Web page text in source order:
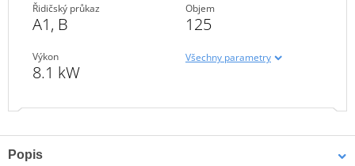
Řidičský průkaz
A1, B
Objem
125
Výkon
8.1 kW
Všechny parametry
Popis